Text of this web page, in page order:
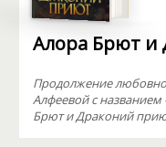
Алора Брют и
Продолжение
Алфеевой с
Брют и Драконий